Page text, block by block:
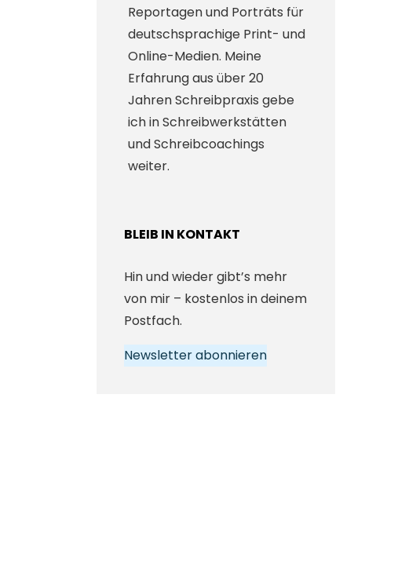
Reportagen und Porträts für
deutschsprachige Print- und
Online-Medien. Meine
Erfahrung aus über 20
Jahren Schreibpraxis gebe
ich in Schreibwerkstätten
und Schreibcoachings
weiter.
BLEIB IN KONTAKT
Hin und wieder gibt’s mehr
von mir – kostenlos in deinem
Postfach.
Newsletter abonnieren